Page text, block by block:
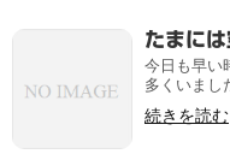
たまには
今日も早い
多くいまし
続きを読む